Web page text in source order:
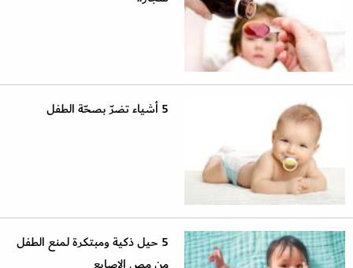
5 أشياء تضرّ بصحّة الطفل
5 حيل ذكية ومبتكرة لمنع الطفل
من مص الاصابع